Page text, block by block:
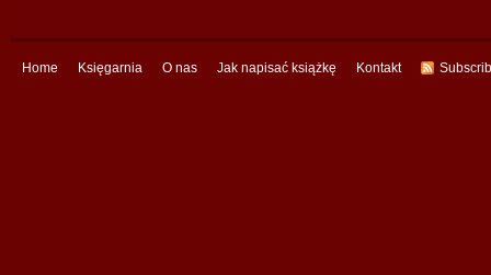
Home Księgarnia O nas Jak napisać książkę Kontakt